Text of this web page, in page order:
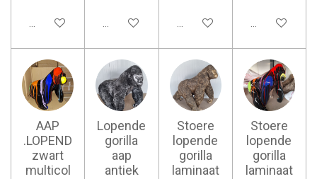
Ajouter au panierAjouter au panierAjouter au panierAjouter au
AAP
.LOPEND
zwart
multicol
Lopende
gorilla
aap
antiek
Stoere
lopende
gorilla
laminaat
Stoere
lopende
gorilla
laminaat